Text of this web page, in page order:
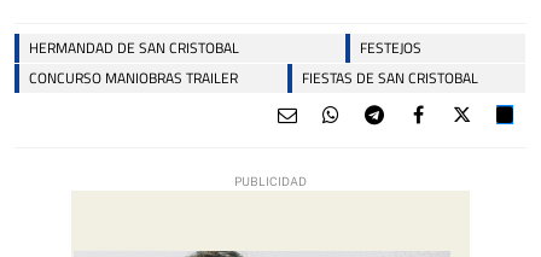
HERMANDAD DE SAN CRISTOBAL
FESTEJOS
CONCURSO MANIOBRAS TRAILER
FIESTAS DE SAN CRISTOBAL